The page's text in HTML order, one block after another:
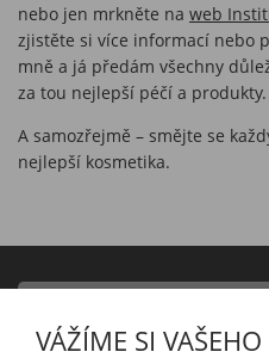
nebo jen mrkněte na web
zjistěte si více informací nebo
mně a já předám všechny
za tou nejlepší péčí a produkty.
A samozřejmě – smějte se
nejlepší kosmetika.
VÁŽÍME SI